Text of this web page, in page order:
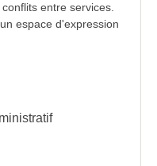
entre services.
espace d'expression